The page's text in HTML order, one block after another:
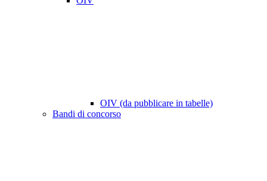
OIV (da pubblicare in tabelle)
Bandi di concorso